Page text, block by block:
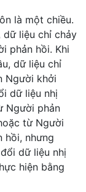
là một chiều.
dữ liệu chỉ chảy
phản hồi. Khi
dữ liệu chỉ
Người khởi
dữ liệu nhị
Người phản
từ Người
hồi, nhưng
dữ liệu nhị
hiện bằng